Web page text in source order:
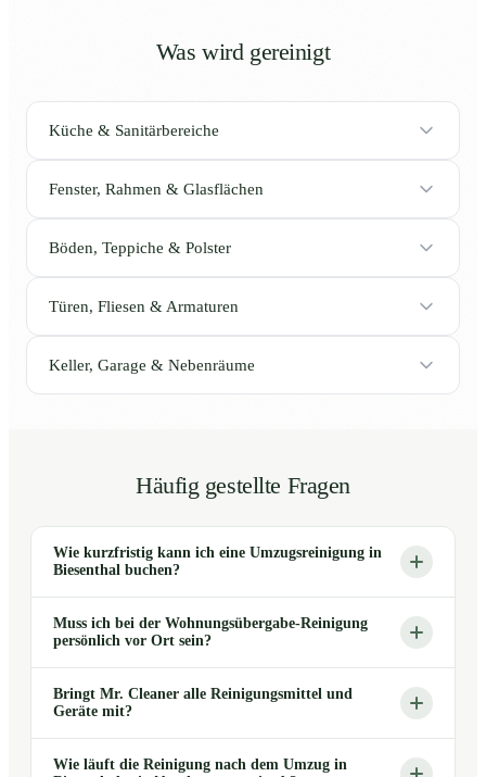
Was wird gereinigt
Küche & Sanitärbereiche
Fenster, Rahmen & Glasflächen
Böden, Teppiche & Polster
Türen, Fliesen & Armaturen
Keller, Garage & Nebenräume
Häufig gestellte Fragen
Wie kurzfristig kann ich eine Umzugsreinigung in
Biesenthal buchen?
Muss ich bei der Wohnungsübergabe-Reinigung
persönlich vor Ort sein?
Bringt Mr. Cleaner alle Reinigungsmittel und
Geräte mit?
Wie läuft die Reinigung nach dem Umzug in